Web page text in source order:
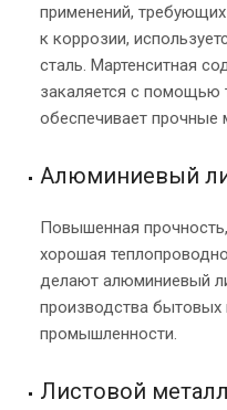
применений,
к коррозии,
сталь. Мартенситная
закаляется с помощью
обеспечивает прочные
Алюминиевый
Повышенная
хорошая
делают алюминиевый
производства
промышленности.
Листовой